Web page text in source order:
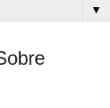
▼